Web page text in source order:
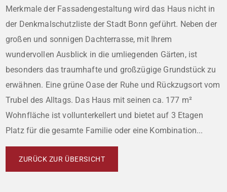
Merkmale der Fassadengestaltung wird das Haus nicht in
der Denkmalschutzliste der Stadt Bonn geführt. Neben der
großen und sonnigen Dachterrasse, mit Ihrem
wundervollen Ausblick in die umliegenden Gärten, ist
besonders das traumhafte und großzügige Grundstück zu
erwähnen. Eine grüne Oase der Ruhe und Rückzugsort vom
Trubel des Alltags. Das Haus mit seinen ca. 177 m²
Wohnfläche ist vollunterkellert und bietet auf 3 Etagen
Platz für die gesamte Familie oder eine Kombination...
ZURÜCK ZUR ÜBERSICHT